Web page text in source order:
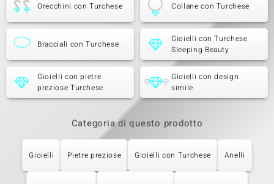
Orecchini con Turchese Collane con Turchese
Bracciali con Turchese
Gioielli con Turchese
Sleeping Beauty
Gioielli con pietre
preziose Turchese
Gioielli con design
simile
Categoria di questo prodotto
Gioielli Pietre preziose Gioielli con Turchese Anelli